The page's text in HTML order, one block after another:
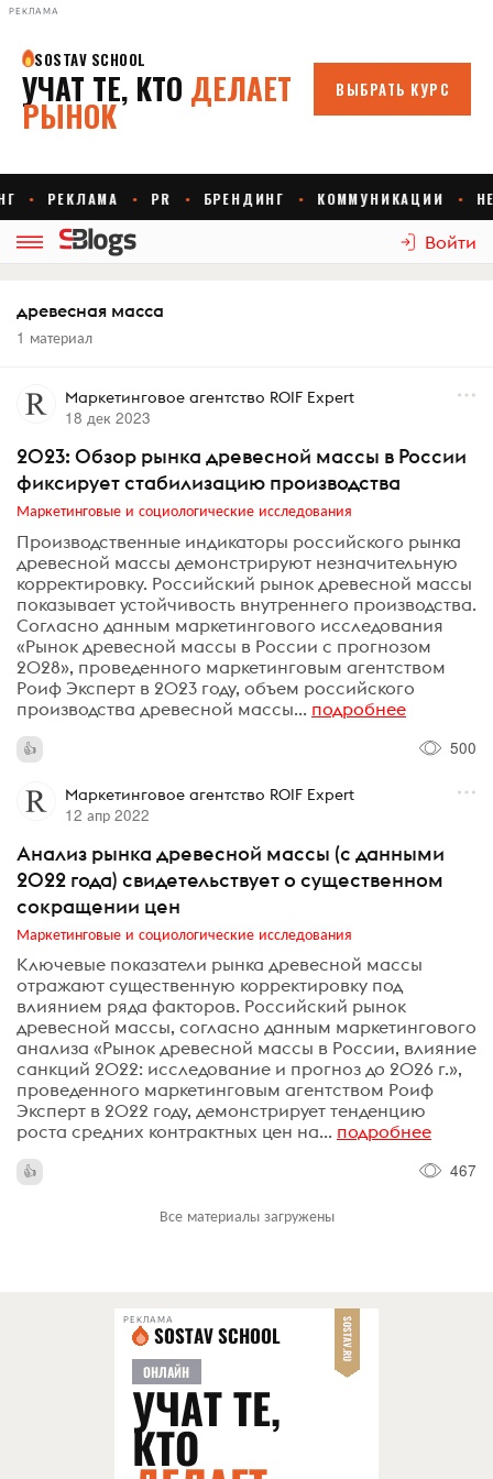
РЕКЛАМА
Войти
древесная масса
1 материал
Маркетинговое агентство ROIF Expert
18 дек 2023
2023: Обзор рынка древесной массы в России
фиксирует стабилизацию производства
Маркетинговые и социологические исследования
Производственные индикаторы российского рынка
древесной массы демонстрируют незначительную
корректировку. Российский рынок древесной массы
показывает устойчивость внутреннего производства.
Согласно данным маркетингового исследования
«Рынок древесной массы в России с прогнозом
2028», проведенного маркетинговым агентством
Роиф Эксперт в 2023 году, объем российского
производства древесной массы... подробнее
500
Маркетинговое агентство ROIF Expert
12 апр 2022
Анализ рынка древесной массы (с данными
2022 года) свидетельствует о существенном
сокращении цен
Маркетинговые и социологические исследования
Ключевые показатели рынка древесной массы
отражают существенную корректировку под
влиянием ряда факторов. Российский рынок
древесной массы, согласно данным маркетингового
анализа «Рынок древесной массы в России, влияние
санкций 2022: исследование и прогноз до 2026 г.»,
проведенного маркетинговым агентством Роиф
Эксперт в 2022 году, демонстрирует тенденцию
роста средних контрактных цен на... подробнее
467
Все материалы загружены
РЕКЛАМА